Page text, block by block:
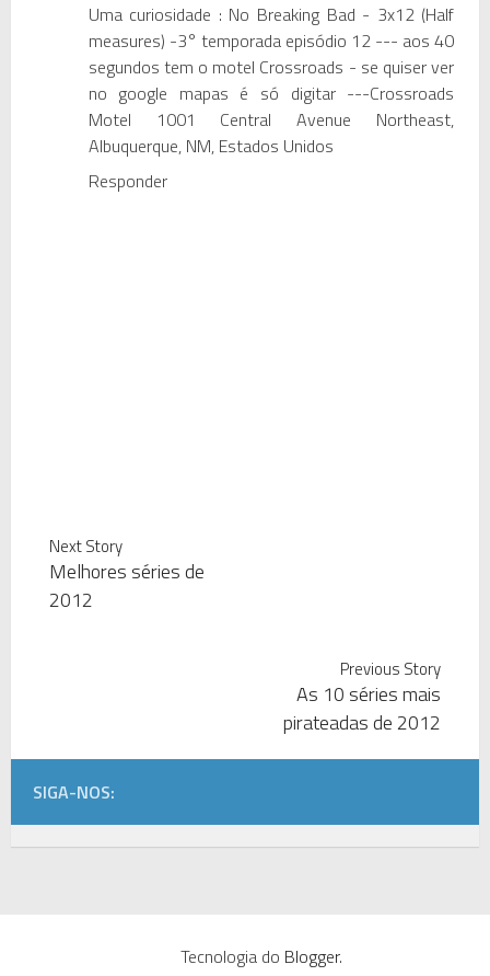
Uma curiosidade : No Breaking Bad - 3x12 (Half
measures) -3° temporada episódio 12 --- aos 40
segundos tem o motel Crossroads - se quiser ver
no google mapas é só digitar ---Crossroads
Motel 1001 Central Avenue Northeast,
Albuquerque, NM, Estados Unidos
Responder
Next Story
Melhores séries de
2012
Previous Story
As 10 séries mais
pirateadas de 2012
SIGA-NOS:
Tecnologia do Blogger.